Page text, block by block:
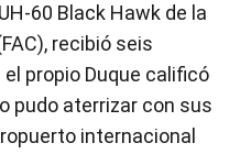
60 Black Hawk de la
recibió seis
propio Duque calificó
pudo aterrizar con sus
internacional